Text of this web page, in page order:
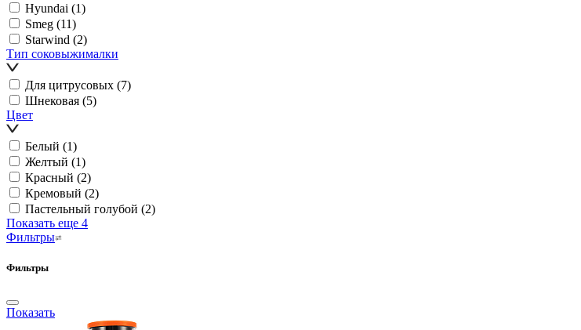
Hyundai (1)
Smeg (11)
Starwind (2)
Тип соковыжималки
Для цитрусовых (7)
Шнековая (5)
Цвет
Белый (1)
Желтый (1)
Красный (2)
Кремовый (2)
Пастельный голубой (2)
Показать еще 4
Фильтры
Фильтры
Показать